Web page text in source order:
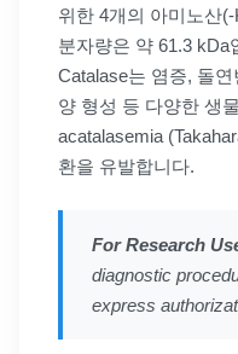
위한 4개의 아미노산
분자량은 약 61.3 kDa
Catalase는 염증, 돌
양 형성 등 다양한 생
acatalasemia
환을 유발합니다.
For Research
diagnostic
express